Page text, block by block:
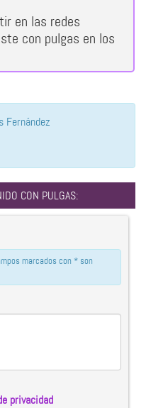
en las redes
con pulgas en los
Fernández
CON PULGAS:
marcados con * son
privacidad